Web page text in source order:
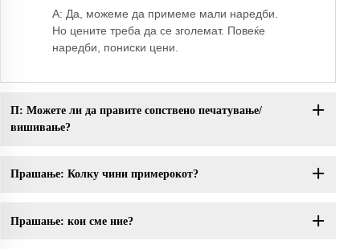
A: Да, можеме да примеме мали наредби.
Но цените треба да се зголемат. Повеќе
наредби, пониски цени.
П: Можете ли да правите сопствено печатување/
вишивање?
Прашање: Колку чини примерокот?
Прашање: кои сме ние?